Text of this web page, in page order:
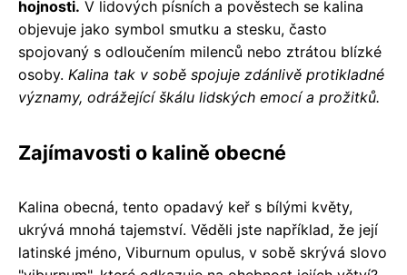
hojnosti. V lidových písních a pověstech se kalina
objevuje jako symbol smutku a stesku, často
spojovaný s odloučením milenců nebo ztrátou blízké
osoby. Kalina tak v sobě spojuje zdánlivě protikladné
významy, odrážející škálu lidských emocí a prožitků.
Zajímavosti o kalině obecné
Kalina obecná, tento opadavý keř s bílými květy,
ukrývá mnohá tajemství. Věděli jste například, že její
latinské jméno, Viburnum opulus, v sobě skrývá slovo